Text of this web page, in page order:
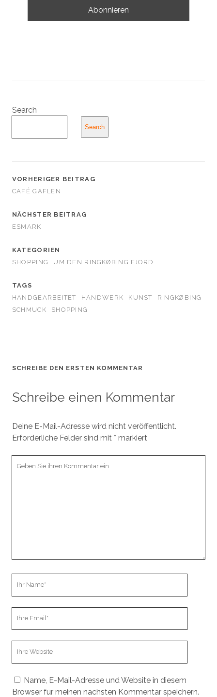
Search
Search
VORHERIGER BEITRAG
CAFÉ GAFLEN
NÄCHSTER BEITRAG
ESMARK
KATEGORIEN
SHOPPING
UM DEN RINGKØBING FJORD
TAGS
HANDGEARBEITET
HANDWERK KUNST
RINGKØBING
SCHMUCK
SHOPPING
SCHREIBE DEN ERSTEN KOMMENTAR
Schreibe einen Kommentar
Deine E-Mail-Adresse wird nicht veröffentlicht.
Erforderliche Felder sind mit * markiert
Name, E-Mail-Adresse und Website in diesem
Browser für meinen nächsten Kommentar speichern.